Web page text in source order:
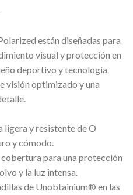
están diseñadas para
visual y protección en
deportivo y tecnología
visión optimizado y una
ligera y resistente de O
y cómodo.
para una protección
y la luz intensa.
de Unobtainium® en las